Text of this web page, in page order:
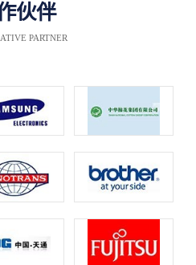
伙伴
PARTNER